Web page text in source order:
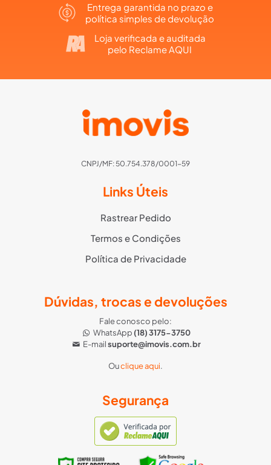
Entrega garantida no prazo e
política simples de devolução
Loja verificada e auditada
pelo Reclame AQUI
CNPJ/MF: 50.754.378/0001-59
Links Úteis
Rastrear Pedido
Termos e Condições
Política de Privacidade
Dúvidas, trocas e devoluções
Fale conosco pelo:
WhatsApp(18) 3175-3750
E-mailsuporte@imovis.com.br
Ouclique aqui.
Segurança